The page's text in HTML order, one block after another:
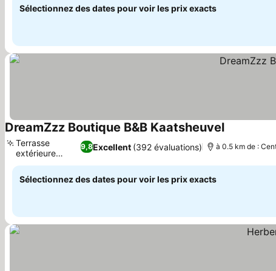
Sélectionnez des dates pour voir les prix exacts
DreamZzz Boutique B&B Kaatsheuvel
9,8Excellent (392 évaluations)
Terrasse
extérieure
privée
à 0.5 km de :
Sélectionnez des dates pour voir les prix exacts